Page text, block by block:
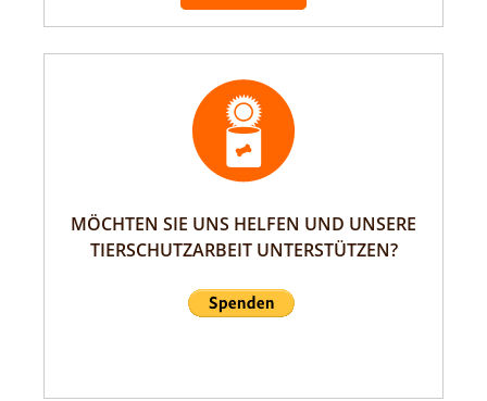
MÖCHTEN SIE UNS HELFEN UND UNSERE
TIERSCHUTZARBEIT UNTERSTÜTZEN?